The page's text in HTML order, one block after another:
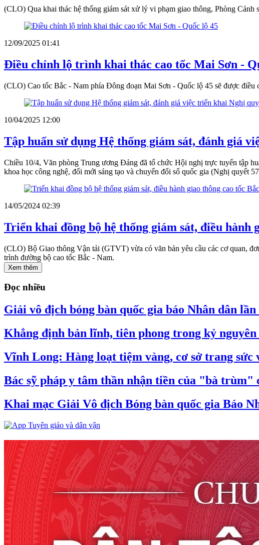
(CLO) Qua khai thác hệ thống giám sát xử lý vi phạm giao thông, Phòng
12/09/2025 01:41
Điều chỉnh lộ trình khai thác cao tốc Mai Sơn -
(CLO) Cao tốc Bắc - Nam phía Đông đoạn Mai Sơn - Quốc lộ 45 sẽ được
10/04/2025 12:00
Tập huấn sử dụng Hệ thống giám sát, đánh giá
Chiều 10/4, Văn phòng Trung ương Đảng đã tổ chức Hội nghị trực tuyến tập
khoa học công nghệ, đổi mới sáng tạo và chuyển đổi số quốc gia (Nghị quyết
14/05/2024 02:39
Triển khai đồng bộ hệ thống giám sát, điều hành
(CLO) Bộ Giao thông Vận tải (GTVT) vừa có văn bản yêu cầu các cơ quan,
trình đường bộ cao tốc Bắc - Nam.
Xem thêm
Đọc nhiều
Giải vô địch bóng bàn quốc gia báo Nhân dân
Khẳng định bản lĩnh, tiên phong trong kỷ
Vĩnh Long: Hàng loạt tiệm vàng, cơ sở trang sức
Bác sỹ pháp y tâm thần nhận tiền của "bà trùm"
Khai mạc Giải Vô địch Bóng bàn quốc gia Báo